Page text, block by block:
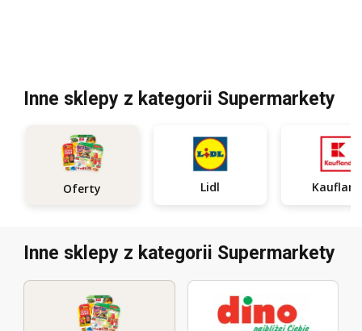
Inne sklepy z kategorii Supermarkety
Oferty Lidl
Inne sklepy z kategorii Supermarkety